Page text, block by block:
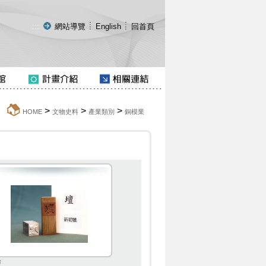
::: 網站導覽 English 回首頁
HOME> 文物史料> 產業類別 > 銅模業